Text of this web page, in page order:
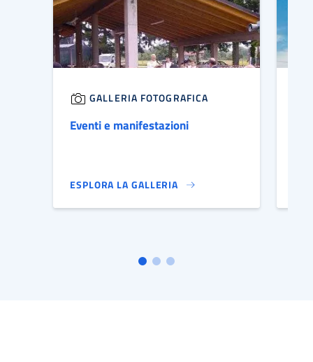
GALLERIA FOTOGRAFICA
Eventi e manifestazioni
ESPLORA LA GALLERIA
IMMAGINE DI COPERTINA